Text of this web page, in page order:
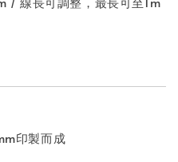
印製而成